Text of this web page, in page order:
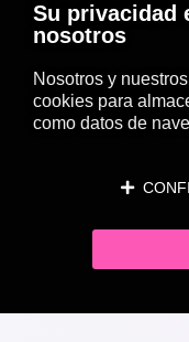
Su privacidad
nosotros
Nosotros y
cookies para
como datos de